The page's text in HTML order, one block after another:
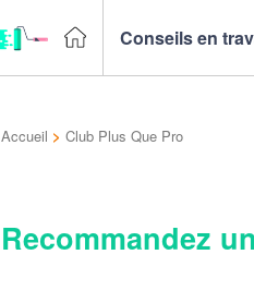
Conseils en
Accueil > Club Plus Que Pro
Recommandez